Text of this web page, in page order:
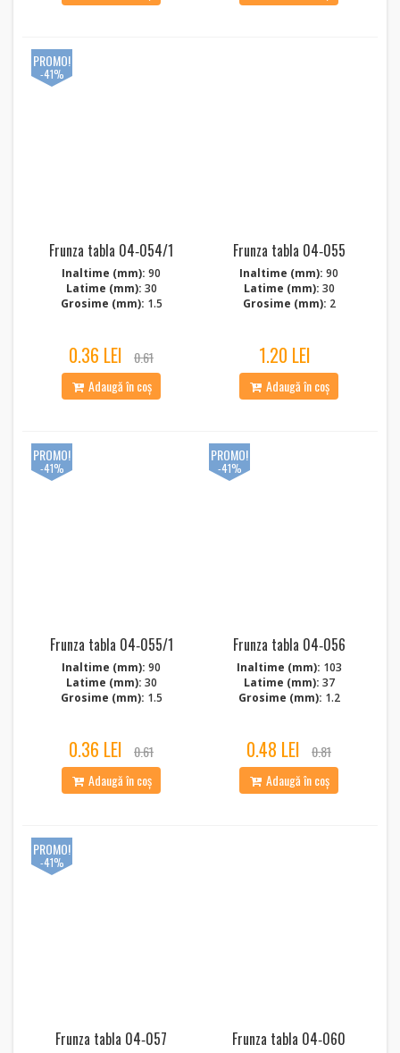
Frunza tabla 04‑054/1
Inaltime (mm): 90
Latime (mm): 30
Grosime (mm): 1.5
0.36 LEI
0.61
Adaugă în coș
PROMO!
-41%
Frunza tabla 04‑055
Inaltime (mm): 90
Latime (mm): 30
Grosime (mm): 2
1.20 LEI
Adaugă în coș
Frunza tabla 04‑055/1
Inaltime (mm): 90
Latime (mm): 30
Grosime (mm): 1.5
0.36 LEI
0.61
Adaugă în coș
PROMO!
-41%
Frunza tabla 04‑056
Inaltime (mm): 103
Latime (mm): 37
Grosime (mm): 1.2
0.48 LEI
0.81
Adaugă în coș
PROMO!
-41%
Frunza tabla 04‑057
PROMO!
-41%
Frunza tabla 04‑060